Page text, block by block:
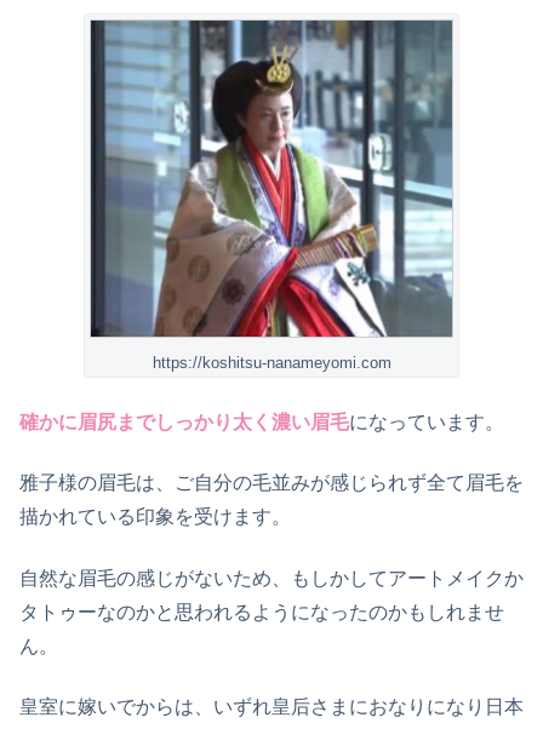
https://koshitsu-nanameyomi.com
確かに眉尻までしっかり太く濃い眉毛になっています。
雅子様の眉毛は、ご自分の毛並みが感じられず全て眉毛を
描かれている印象を受けます。
自然な眉毛の感じがないため、もしかしてアートメイクか
タトゥーなのかと思われるようになったのかもしれませ
ん。
皇室に嫁いでからは、いずれ皇后さまにおなりになり日本